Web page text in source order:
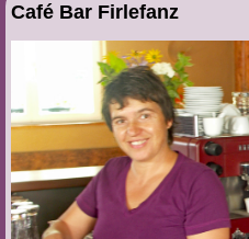
Café Bar Firlefanz